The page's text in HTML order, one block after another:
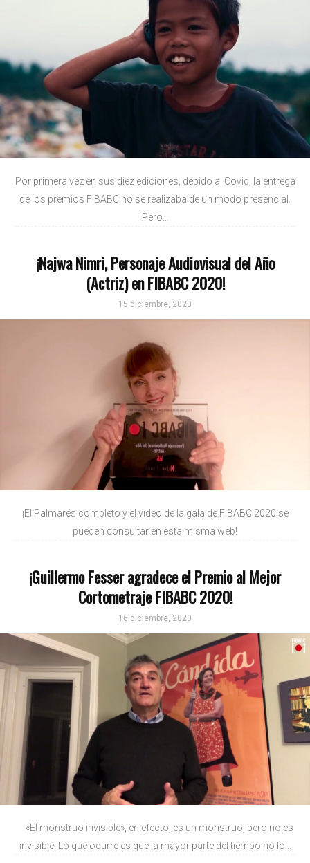
Por primera vez en sus diez ediciones, debido al Covid, la entrega
de los premios FIBABC no se realizaba de un modo presencial.
Pero...
¡Najwa Nimri, Personaje Audiovisual del Año
(Actriz) en FIBABC 2020!
15 diciembre, 2020
¡El Palmarés completo y el vídeo de la gala de FIBABC 2020 se
pueden consultar en esta misma web!
¡Guillermo Fesser agradece el Premio al Mejor
Cortometraje FIBABC 2020!
16 diciembre, 2020
«El monstruo invisible», en efecto, es un monstruo, pero no es
invisible. Lo que ocurre es que la mayor parte del tiempo no lo...